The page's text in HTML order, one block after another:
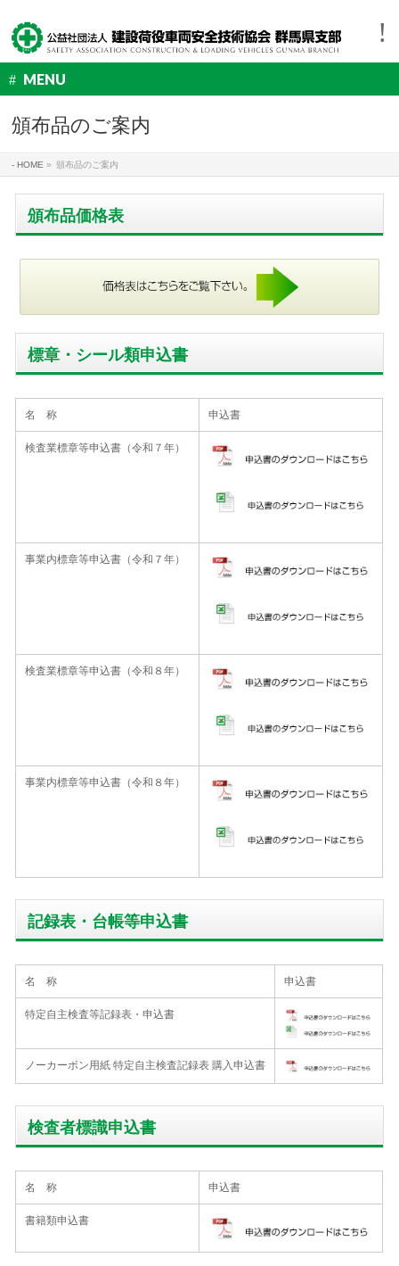
MENU
頒布品のご案内
HOME » 頒布品のご案内
頒布品価格表
標章・シール類申込書
名 称 申込書
検査業標章等申込書（令和７年）
事業内標章等申込書（令和７年）
検査業標章等申込書（令和８年）
事業内標章等申込書（令和８年）
記録表・台帳等申込書
名 称 申込書
特定自主検査等記録表・申込書
ノーカーボン用紙 特定自主検査記録表 購入申込書
検査者標識申込書
名 称 申込書
書籍類申込書